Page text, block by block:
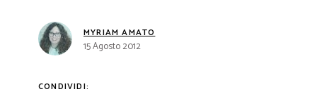
MYRIAM AMATO
15 Agosto 2012
CONDIVIDI: